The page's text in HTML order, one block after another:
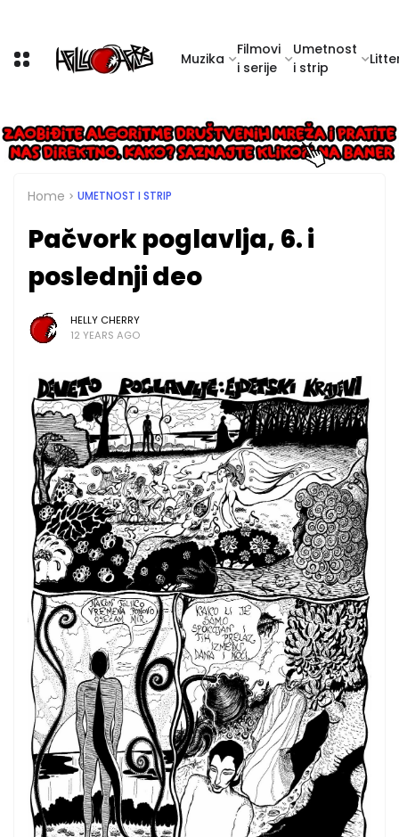
Muzika
Filmovi
i serije
Umetnost
i strip
Home UMETNOST I STRIP
Pačvork poglavlja, 6. i
poslednji deo
HELLY CHERRY
12 YEARS AGO